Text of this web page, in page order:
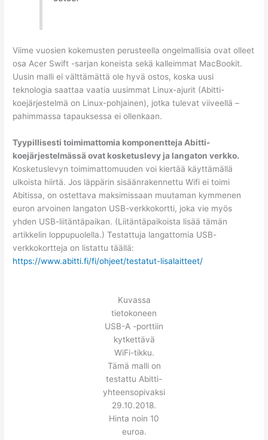
Viime vuosien kokemusten perusteella ongelmallisia ovat olleet
osa Acer Swift -sarjan koneista sekä kalleimmat MacBookit.
Uusin malli ei välttämättä ole hyvä ostos, koska uusi
teknologia saattaa vaatia uusimmat Linux-ajurit (Abitti-
koejärjestelmä on Linux-pohjainen), jotka tulevat viiveellä –
pahimmassa tapauksessa ei ollenkaan.
Tyypillisesti toimimattomia komponentteja Abitti-
koejärjestelmässä ovat kosketuslevy ja langaton verkko.
Kosketuslevyn toimimattomuuden voi kiertää käyttämällä
ulkoista hiirtä. Jos läppärin sisäänrakennettu Wifi ei toimi
Abitissa, on ostettava maksimissaan muutaman kymmenen
euron arvoinen langaton USB-verkkokortti, joka vie myös
yhden USB-liitäntäpaikan. (Liitäntäpaikoista lisää tämän
artikkelin loppupuolella.) Testattuja langattomia USB-
verkkokortteja on listattu täällä:
https://www.abitti.fi/fi/ohjeet/testatut-lisalaitteet/
Kuvassa
tietokoneen
USB-A -porttiin
kytkettävä
WiFi-tikku.
Tämä malli on
testattu Abitti-
yhteensopivaksi
29.10.2018.
Hinta noin 10
euroa.